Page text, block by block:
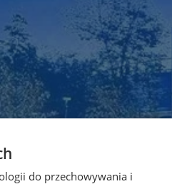
do przechowywania i